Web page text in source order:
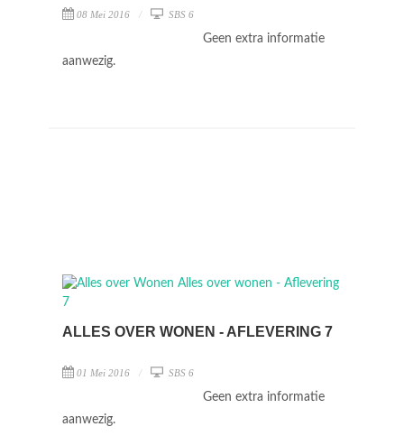
08 Mei 2016 SBS 6
Geen extra informatie
aanwezig.
ALLES OVER WONEN - AFLEVERING 7
01 Mei 2016 SBS 6
Geen extra informatie
aanwezig.